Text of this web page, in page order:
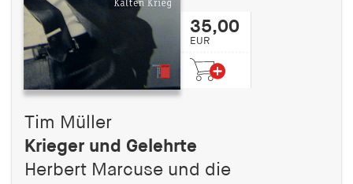
35,00
EUR
Tim Müller
Krieger und Gelehrte
Herbert Marcuse und die